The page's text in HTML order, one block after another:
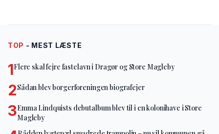
TOP - MEST LÆSTE
1Flere skal fejre fastelavn i Dragør og Store Magleby
2Sådan blev borgerforeningen biografejer
3Emma Lindquists debutalbum blev til i en kolonihave i Store
Magleby